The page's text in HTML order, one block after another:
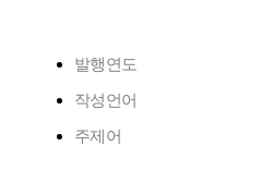
발행연도
작성언어
주제어